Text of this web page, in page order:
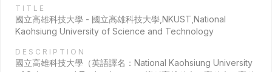
TITLE
國立高雄科技大學 - 國立高雄科技大學,NKUST,National
Kaohsiung University of Science and Technology
DESCRIPTION
國立高雄科技大學（英語譯名：National Kaohsiung University